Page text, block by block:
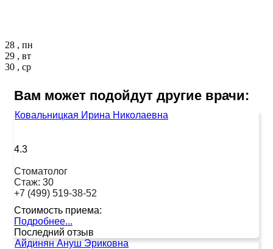
28 , пн
29 , вт
30 , ср
Вам может подойдут другие врачи:
Ковальницкая Ирина Николаевна
4.3
Стоматолог
Стаж: 30
+7 (499) 519-38-52
Стоимость приема:
Подробнее...
Последний отзыв
Айдинян Ануш Эриковна